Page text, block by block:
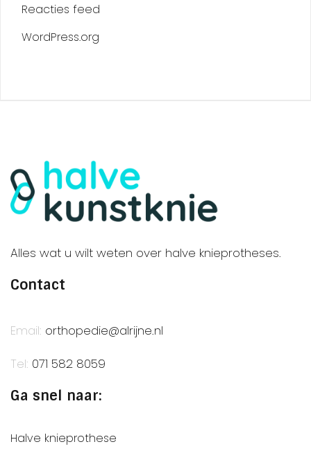
Reacties feed
WordPress.org
Alles wat u wilt weten over halve knieprotheses.
Contact
Email: orthopedie@alrijne.nl
Tel: 071 582 8059
Ga snel naar:
Halve knieprothese